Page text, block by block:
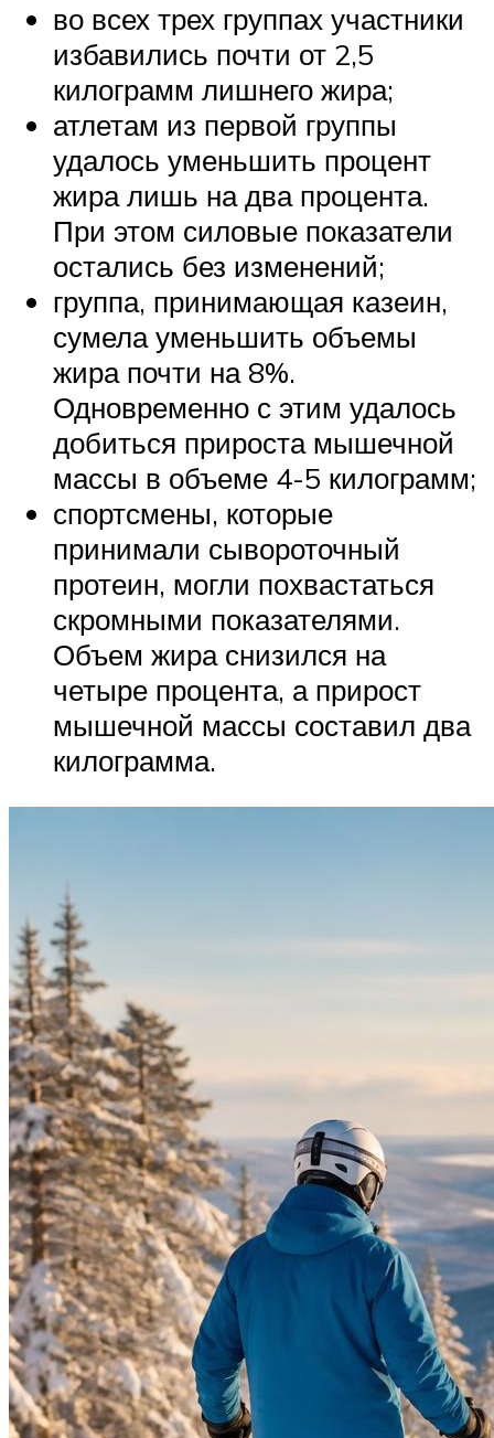
во всех трех группах участники
избавились почти от 2,5
килограмм лишнего жира;
атлетам из первой группы
удалось уменьшить процент
жира лишь на два процента.
При этом силовые показатели
остались без изменений;
группа, принимающая казеин,
сумела уменьшить объемы
жира почти на 8%.
Одновременно с этим удалось
добиться прироста мышечной
массы в объеме 4-5 килограмм;
спортсмены, которые
принимали сывороточный
протеин, могли похвастаться
скромными показателями.
Объем жира снизился на
четыре процента, а прирост
мышечной массы составил два
килограмма.